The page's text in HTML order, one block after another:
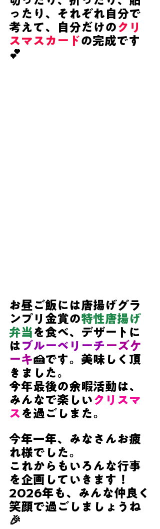
ったり、それぞれ自分で
考えて、自分だけの クリ
スマスカードの完成です
💕
お昼ご飯には唐揚げグラ
ンプリ金賞の特性唐揚げ
弁当 を食べ、デザートに
は ブルーベリーチ ーズケ
ーキ🍰です。美味しく頂
きました。
今年最後の余暇活動は、
みんなで楽しい クリスマ
ス を過ごしまた。
今年一年、みなさんお疲
れ様でした。
これからもいろんな行事
を企画していきます！
2026年も、みんな仲良く
笑顔で過ごしましょうね
🎉